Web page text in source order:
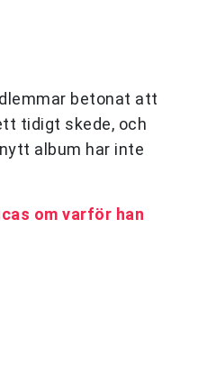
betonat att
tidigt skede, och
album har inte
om varför han